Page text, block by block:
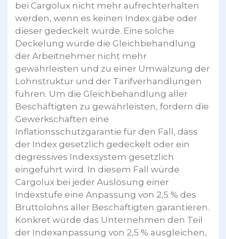
bei Cargolux nicht mehr aufrechterhalten
werden, wenn es keinen Index gäbe oder
dieser gedeckelt würde. Eine solche
Deckelung würde die Gleichbehandlung
der Arbeitnehmer nicht mehr
gewährleisten und zu einer Umwälzung der
Lohnstruktur und der Tarifverhandlungen
führen. Um die Gleichbehandlung aller
Beschäftigten zu gewährleisten, fordern die
Gewerkschaften eine
Inflationsschutzgarantie für den Fall, dass
der Index gesetzlich gedeckelt oder ein
degressives Indexsystem gesetzlich
eingeführt wird. In diesem Fall würde
Cargolux bei jeder Auslösung einer
Indexstufe eine Anpassung von 2,5 % des
Bruttolohns aller Beschäftigten garantieren.
Konkret würde das Unternehmen den Teil
der Indexanpassung von 2,5 % ausgleichen,